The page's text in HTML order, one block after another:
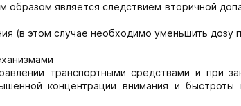
является следствием вторичной
(в этом случае необходимо уменьшить дозу
транспортными средствами и при
концентрации внимания и быстроты